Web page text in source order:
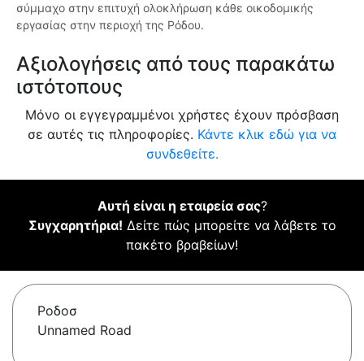
σύμμαχο στην επιτυχή ολοκλήρωση κάθε οικοδομικής
εργασίας στην περιοχή της Ρόδου.
Αξιολογήσεις από τους παρακάτω
ιστότοπους
Μόνο οι εγγεγραμμένοι χρήστες έχουν πρόσβαση
σε αυτές τις πληροφορίες. Κάντε κλικ εδώ για να
συνδεθείτε.
Αυτή είναι η εταιρεία σας?
Συγχαρητήρια! Δείτε πώς μπορείτε να λάβετε το
πακέτο βραβείων!
Ροδοσ
Unnamed Road